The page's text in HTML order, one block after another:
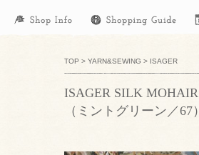
TOP > YARN&SEWING > ISAGER
ISAGER SILK MOHAIR
（ミントグリーン／67）